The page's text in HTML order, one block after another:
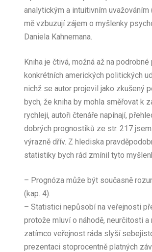
analytickým a intuitivním uvažováním
mě vzbuzují zájem o myšlenky
Daniela Kahnemana.
Kniha je čtivá, možná až na
konkrétních amerických politických
nichž se autor projevil jako zkušený
bych, že kniha by mohla směřovat k
rychleji, autoři čtenáře napínají,
dobrých prognostiků ze str. 217
výrazně dřív. Z hlediska
statistiky bych rád zmínil tyto
– Prognóza může být současně
(kap. 4).
– Statistici nepůsobí na veřejnosti
protože mluví o náhodě, neurčitosti a
zatímco veřejnost ráda slyší
prezentaci stoprocentně platných